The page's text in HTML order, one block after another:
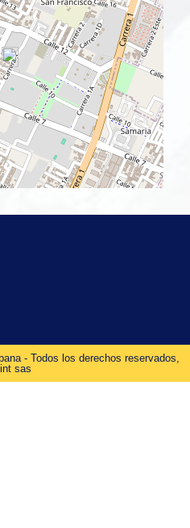
- Todos los derechos reservados,
sas